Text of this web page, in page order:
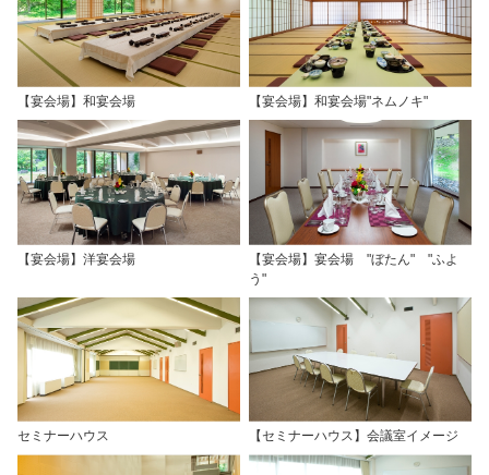
【宴会場】和宴会場 【宴会場】和宴会場"ネムノキ"
【宴会場】洋宴会場
【宴会場】宴会場 "ぼたん" "ふよ
う"
セミナーハウス 【セミナーハウス】会議室イメージ